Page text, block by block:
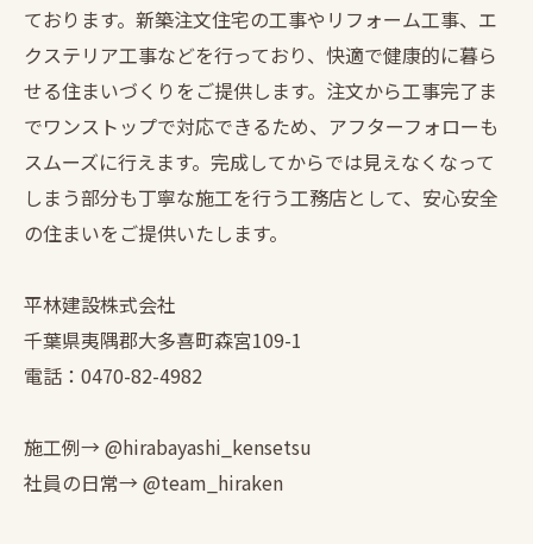
ております。新築注文住宅の工事やリフォーム工事、エ
クステリア工事などを行っており、快適で健康的に暮ら
せる住まいづくりをご提供します。注文から工事完了ま
でワンストップで対応できるため、アフターフォローも
スムーズに行えます。完成してからでは見えなくなって
しまう部分も丁寧な施工を行う工務店として、安心安全
の住まいをご提供いたします。
平林建設株式会社
千葉県夷隅郡大多喜町森宮109-1
電話：0470-82-4982
施工例→ @hirabayashi_kensetsu
社員の日常→ @team_hiraken